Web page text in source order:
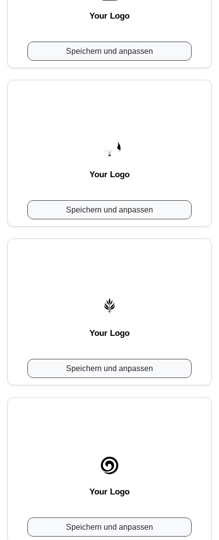
Your Logo
Speichern und anpassen
Your Logo
Speichern und anpassen
Your Logo
Speichern und anpassen
Your Logo
Speichern und anpassen